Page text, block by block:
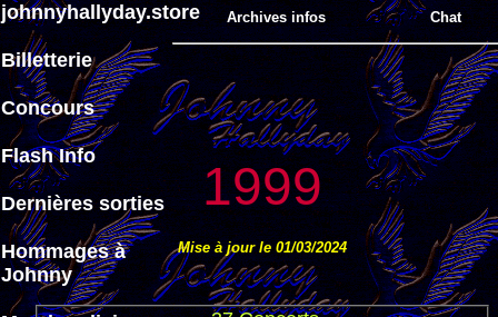
Archives infos
Chat
johnnyhallyday.store
Billetterie
Concours
Flash Info
Dernières sorties
Hommages à
Johnny
1999
Mise à jour le 01/03/2024